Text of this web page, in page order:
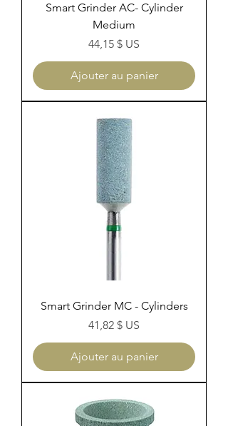
Smart Grinder AC- Cylinder
Medium
Prix
44,15 $ US
Ajouter au panier
Smart Grinder MC - Cylinders
Prix
41,82 $ US
Ajouter au panier